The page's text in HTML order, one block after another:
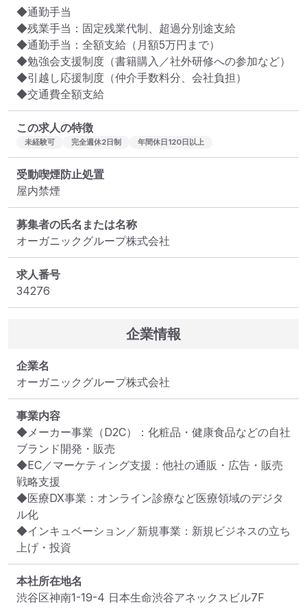
◆通勤手当
◆残業手当：固定残業代制、超過分別途支給
◆通勤手当：全額支給（月額5万円まで）
◆勉強会支援制度（書籍購入／社外研修への参加など）
◆引越し応援制度（仲介手数料分、会社負担）
◆交通費全額支給
この求人の特徴
未経験可 完全週休2日制 年間休日120日以上
受動喫煙防止処置
屋内禁煙
募集者の氏名または名称
オーガニックグループ株式会社
求人番号
34276
企業情報
企業名
オーガニックグループ株式会社
事業内容
◆メーカー事業（D2C）：化粧品・健康食品などの自社
ブランド開発・販売
◆EC／マーケティング支援：他社の通販・広告・販売
戦略支援
◆医療DX事業：オンライン診療など医療領域のデジタ
ル化
◆インキュベーション／新規事業：新規ビジネスの立ち
上げ・投資
本社所在地名
渋谷区神南1-19-4 日本生命渋谷アネックスビル7F